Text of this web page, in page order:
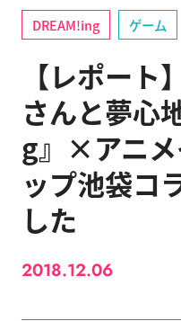
DREAM!ing ゲーム
【レポート
さんと夢心
g』×アニメ
ップ池袋コ
した
2018.12.06